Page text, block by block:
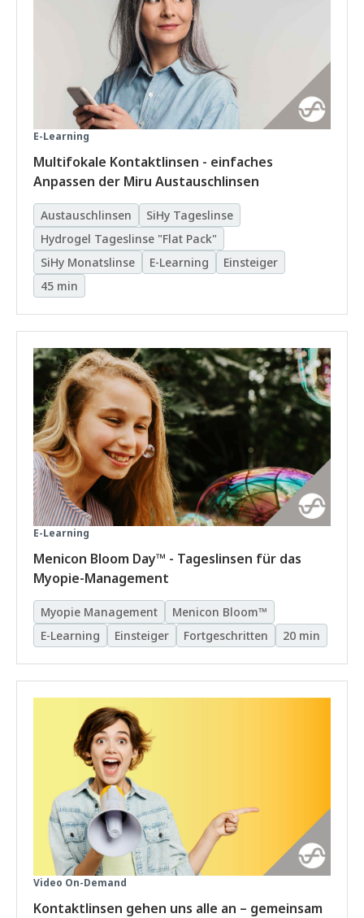
E-Learning
Multifokale Kontaktlinsen - einfaches
Anpassen der Miru Austauschlinsen
Austauschlinsen
SiHy Tageslinse
Hydrogel Tageslinse "Flat Pack"
SiHy Monatslinse
E-Learning
Einsteiger
45 min
E-Learning
Menicon Bloom Day™ - Tageslinsen für das
Myopie-Management
Myopie Management
Menicon Bloom™
E-Learning
Einsteiger Fortgeschritten 20 min
Video On-Demand
Kontaktlinsen gehen uns alle an – gemeinsam